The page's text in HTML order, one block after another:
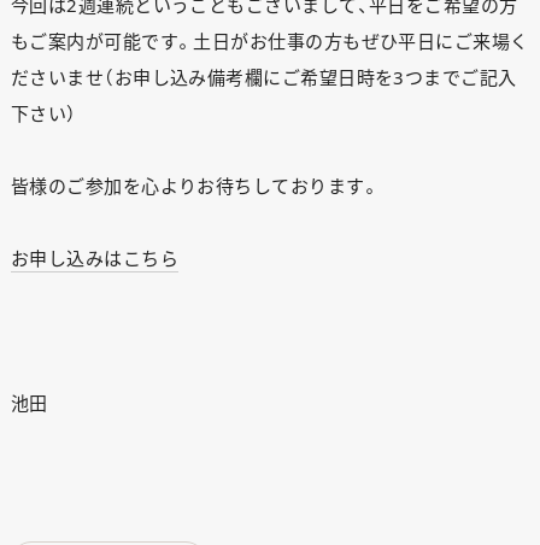
WORKS
ABOUT US
もご案内が可能です。土日がお仕事の方もぜひ平日にご来場く
ださいませ（お申し込み備考欄にご希望日時を3つまでご記入
下さい）
皆様のご参加を心よりお待ちしております。
お申し込みはこちら
池田